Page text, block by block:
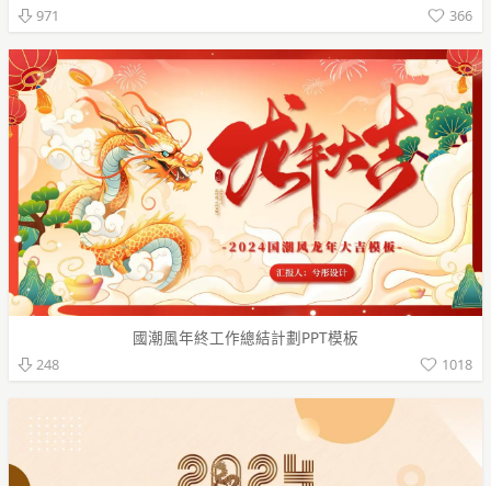
971 366
國潮風年終工作總結計劃PPT模板
248 1018